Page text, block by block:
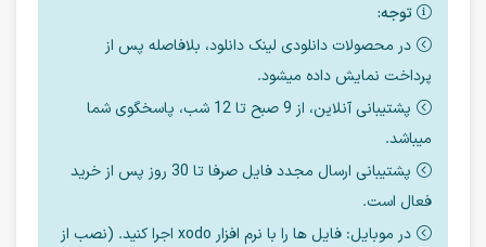
توجه:
در محصولات دانلودی لینک دانلود، بلافاصله پس از
پرداخت نمایش داده میشود.
پشتیبانی آنلاین، از 9 صبح تا 12 شب، پاسخگوی شما
میباشد.
پشتیبانی ارسال مجدد فایل صرفا تا 30 روز پس از خرید
فعال است.
در موبایل: فایل ها را با نرم افزار xodo اجرا کنید. (نصب از